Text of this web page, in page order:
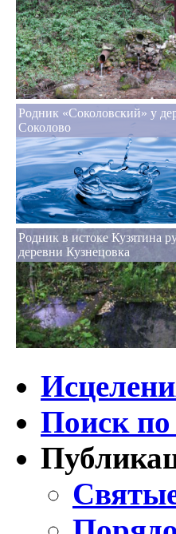
Родник «Соколовский» у
Соколово
Родник в истоке Кузятина
деревни Кузнецовка
Поиск